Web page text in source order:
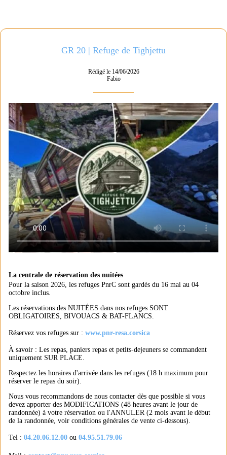
GR 20 | Refuge de Tighjettu
Rédigé le 14/06/2026
Fabio
La centrale de réservation des nuitées
Pour la saison 2026, les refuges PnrC sont gardés du 16 mai au 04
octobre inclus.
Les réservations des NUITÉES dans nos refuges SONT
OBLIGATOIRES, BIVOUACS & BAT-FLANCS.
Réservez vos refuges sur : www.pnr-resa.corsica
À savoir : Les repas, paniers repas et petits-dejeuners se commandent
uniquement SUR PLACE.
Respectez les horaires d'arrivée dans les refuges (18 h maximum pour
réserver le repas du soir).
Nous vous recommandons de nous contacter dès que possible si vous
devez apporter des MODIFICATIONS (48 heures avant le jour de
randonnée) à votre réservation ou l'ANNULER (2 mois avant le début
de la randonnée, voir conditions générales de vente ci-dessous).
Tel : 04.20.06.12.00 ou 04.95.51.79.06